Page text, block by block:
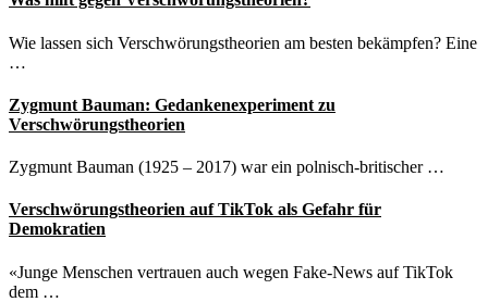
Wie lassen sich Verschwörungstheorien am besten bekämpfen? Eine
…
Zygmunt Bauman: Gedankenexperiment zu
Verschwörungstheorien
Zygmunt Bauman (1925 – 2017) war ein polnisch-britischer …
Verschwörungstheorien auf TikTok als Gefahr für
Demokratien
«Junge Menschen vertrauen auch wegen Fake-News auf TikTok
dem …